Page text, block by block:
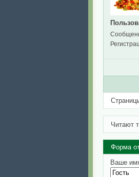
Читают
Форма
Ваше